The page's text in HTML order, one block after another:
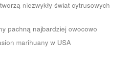
niezwykły świat cytrusowych
pachną najbardziej owocowo
marihuany w USA